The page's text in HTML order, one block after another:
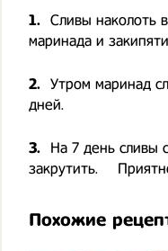
1. Сливы наколоть
маринада и
2. Утром маринад
дней.
3.
На 7 день сливы
закрутить. ⠀
Похожие